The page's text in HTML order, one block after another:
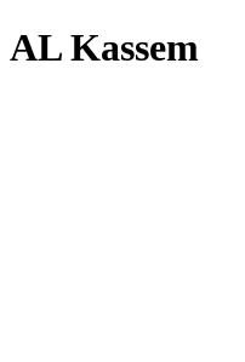
AL Kassem